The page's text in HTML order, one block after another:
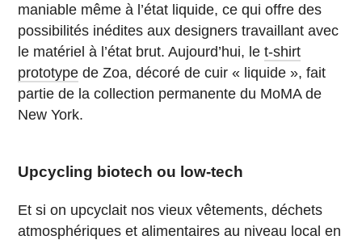
maniable même à l’état liquide, ce qui offre des
possibilités inédites aux designers travaillant avec
le matériel à l’état brut. Aujourd’hui, let-shirt
prototype de Zoa, décoré de cuir « liquide », fait
partie de la collection permanente du MoMA de
New York.
Upcycling biotech ou low-tech
Et si on upcyclait nos vieux vêtements, déchets
atmosphériques et alimentaires au niveau local en